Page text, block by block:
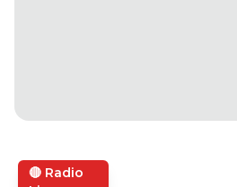
🔴 Radio